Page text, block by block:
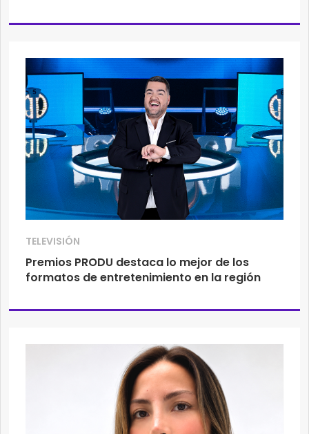
TELEVISIÓN
Premios PRODU destaca lo mejor de los
formatos de entretenimiento en la región